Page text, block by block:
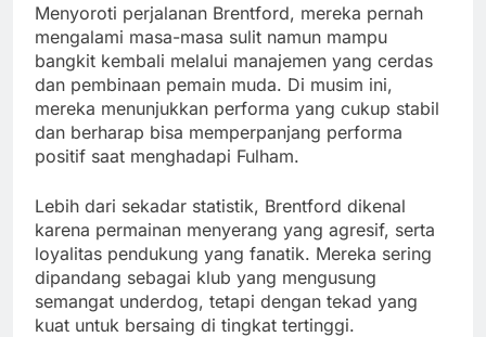
Menyoroti perjalanan Brentford, mereka pernah
mengalami masa-masa sulit namun mampu
bangkit kembali melalui manajemen yang cerdas
dan pembinaan pemain muda. Di musim ini,
mereka menunjukkan performa yang cukup stabil
dan berharap bisa memperpanjang performa
positif saat menghadapi Fulham.
Lebih dari sekadar statistik, Brentford dikenal
karena permainan menyerang yang agresif, serta
loyalitas pendukung yang fanatik. Mereka sering
dipandang sebagai klub yang mengusung
semangat underdog, tetapi dengan tekad yang
kuat untuk bersaing di tingkat tertinggi.